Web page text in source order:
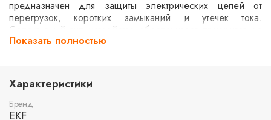
предназначен для защиты электрических цепей от
перегрузок, коротких замыканий и утечек тока.
Селективный тип устройства обеспечивает приоритетное
отключение в случае аварии. Модель 1P+N рассчитана
коммерческих помещениях.
Показать полностью
Характеристики
Бренд
EKF